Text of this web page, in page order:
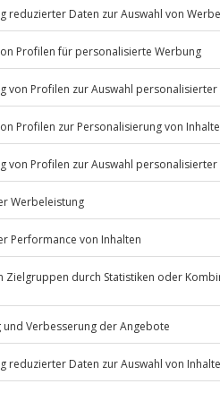
Krankheiten
Absprache mit dem
rollstuhlgerecht ausgestattet.
Listenansicht
© OpenStreetMaps